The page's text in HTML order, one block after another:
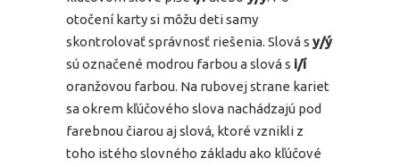
otočení karty si môžu deti samy
skontrolovať správnosť riešenia. Slová s y/ý
sú označené modrou farbou a slová s i/í
oranžovou farbou. Na rubovej strane kariet
sa okrem kľúčového slova nachádzajú pod
farebnou čiarou aj slová, ktoré vznikli z
toho istého slovného základu ako kľúčové